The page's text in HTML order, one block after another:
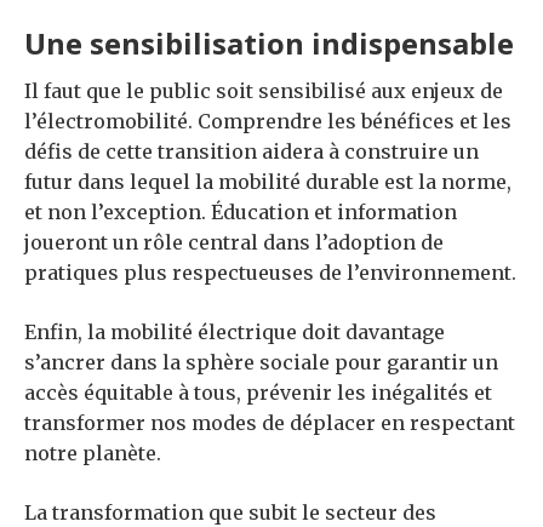
Une sensibilisation indispensable
Il faut que le public soit sensibilisé aux enjeux de
l’électromobilité. Comprendre les bénéfices et les
défis de cette transition aidera à construire un
futur dans lequel la mobilité durable est la norme,
et non l’exception. Éducation et information
joueront un rôle central dans l’adoption de
pratiques plus respectueuses de l’environnement.
Enfin, la mobilité électrique doit davantage
s’ancrer dans la sphère sociale pour garantir un
accès équitable à tous, prévenir les inégalités et
transformer nos modes de déplacer en respectant
notre planète.
La transformation que subit le secteur des